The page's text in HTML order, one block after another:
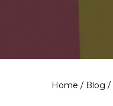
Home / Blog /